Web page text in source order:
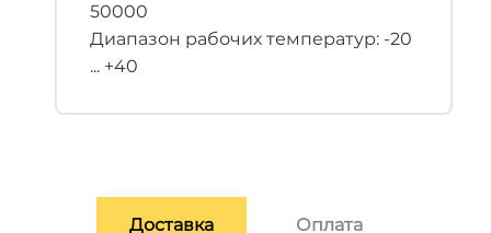
50000
Диапазон рабочих температур: -20
... +40
Доставка Оплата